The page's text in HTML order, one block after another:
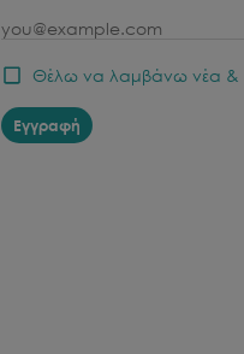
email
Θέλω να λαμβάνω νέα &
Εγγραφή